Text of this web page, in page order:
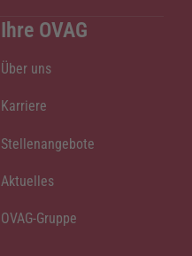
Ihre OVAG
Über uns
Karriere
Stellenangebote
Aktuelles
OVAG-Gruppe